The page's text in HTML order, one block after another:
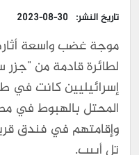
تاريخ النشر: 2023-08-30
موجة غضب واسعة
لطائرة قادمة من
إسرائيليين كانت في
المحتل بالهبوط في
وإقامتهم في فندق